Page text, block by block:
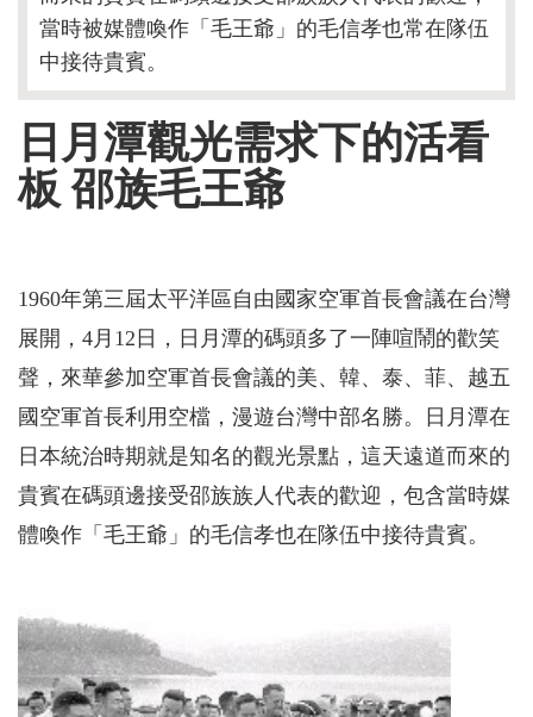
當時被媒體喚作「毛王爺」的毛信孝也常在隊伍
中接待貴賓。
日月潭觀光需求下的活看
板 邵族毛王爺
1960年第三屆太平洋區自由國家空軍首長會議在台灣
展開，4月12日，日月潭的碼頭多了一陣喧鬧的歡笑
聲，來華參加空軍首長會議的美、韓、泰、菲、越五
國空軍首長利用空檔，漫遊台灣中部名勝。日月潭在
日本統治時期就是知名的觀光景點，這天遠道而來的
貴賓在碼頭邊接受邵族族人代表的歡迎，包含當時媒
體喚作「毛王爺」的毛信孝也在隊伍中接待貴賓。